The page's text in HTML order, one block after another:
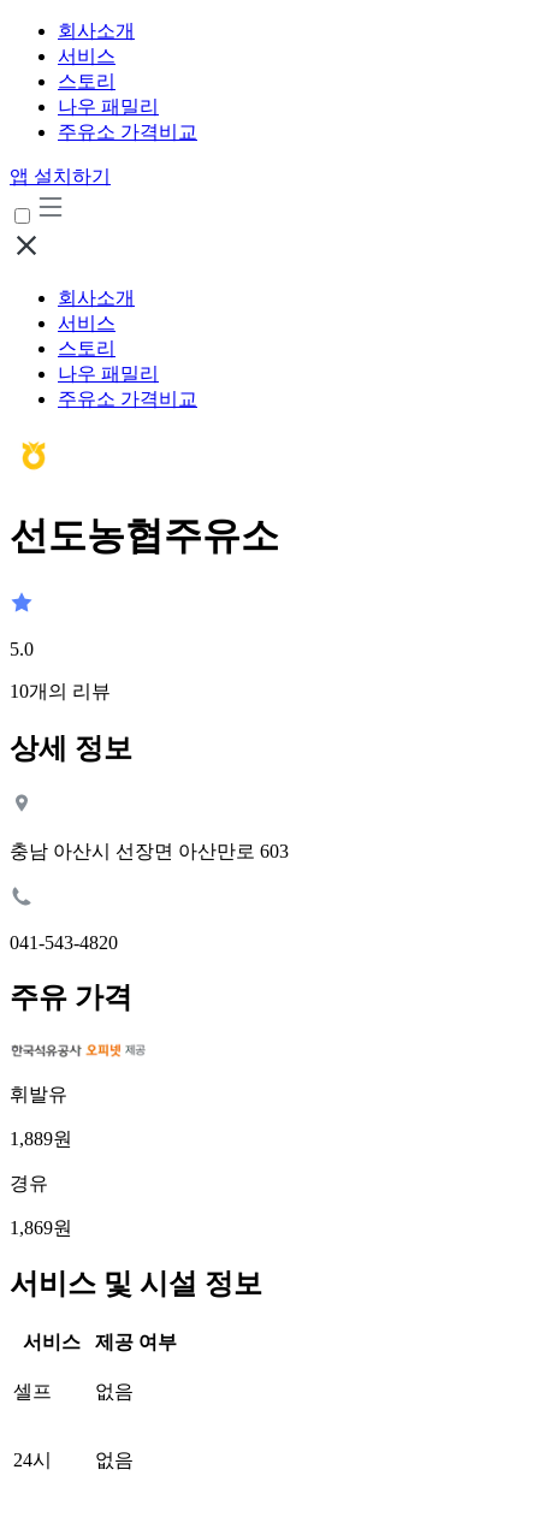
회사소개
서비스
스토리
나우 패밀리
주유소 가격비교
앱 설치하기
회사소개
서비스
스토리
나우 패밀리
주유소 가격비교
선도농협주유소
5.0
10개의 리뷰
상세 정보
충남 아산시 선장면 아산만로 603
041-543-4820
주유 가격
휘발유
1,889원
경유
1,869원
서비스 및 시설 정보
서비스 제공 여부
셀프 없음
24시 없음